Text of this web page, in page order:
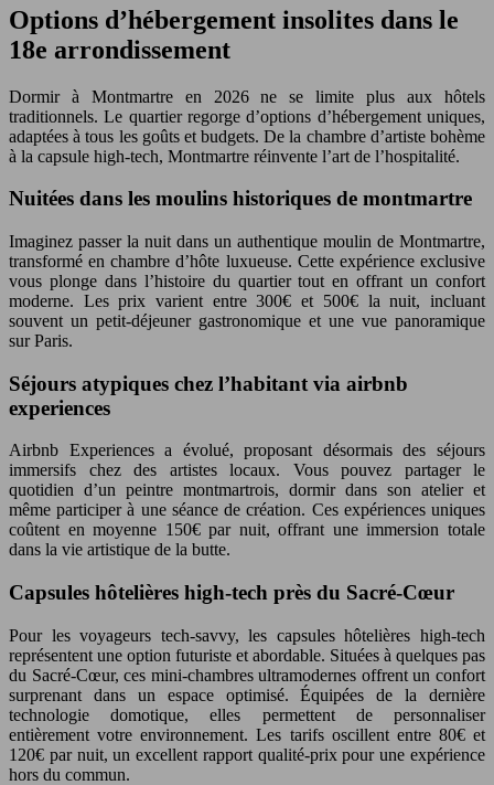
Options d’hébergement insolites dans le
18e arrondissement
Dormir à Montmartre en 2026 ne se limite plus aux hôtels
traditionnels. Le quartier regorge d’options d’hébergement uniques,
adaptées à tous les goûts et budgets. De la chambre d’artiste bohème
à la capsule high-tech, Montmartre réinvente l’art de l’hospitalité.
Nuitées dans les moulins historiques de montmartre
Imaginez passer la nuit dans un authentique moulin de Montmartre,
transformé en chambre d’hôte luxueuse. Cette expérience exclusive
vous plonge dans l’histoire du quartier tout en offrant un confort
moderne. Les prix varient entre 300€ et 500€ la nuit, incluant
souvent un petit-déjeuner gastronomique et une vue panoramique
sur Paris.
Séjours atypiques chez l’habitant via airbnb
experiences
Airbnb Experiences a évolué, proposant désormais des séjours
immersifs chez des artistes locaux. Vous pouvez partager le
quotidien d’un peintre montmartrois, dormir dans son atelier et
même participer à une séance de création. Ces expériences uniques
coûtent en moyenne 150€ par nuit, offrant une immersion totale
dans la vie artistique de la butte.
Capsules hôtelières high-tech près du Sacré-Cœur
Pour les voyageurs tech-savvy, les capsules hôtelières high-tech
représentent une option futuriste et abordable. Situées à quelques pas
du Sacré-Cœur, ces mini-chambres ultramodernes offrent un confort
surprenant dans un espace optimisé. Équipées de la dernière
technologie domotique, elles permettent de personnaliser
entièrement votre environnement. Les tarifs oscillent entre 80€ et
120€ par nuit, un excellent rapport qualité-prix pour une expérience
hors du commun.